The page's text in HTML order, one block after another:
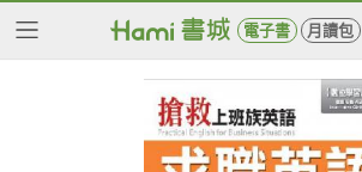
電子書 月讀包